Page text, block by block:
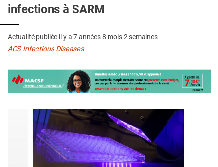
CRÉDITS
infections à SARM
Actualité publiée il y a 7 années 8 mois 2 semaines
ACS Infectious Diseases